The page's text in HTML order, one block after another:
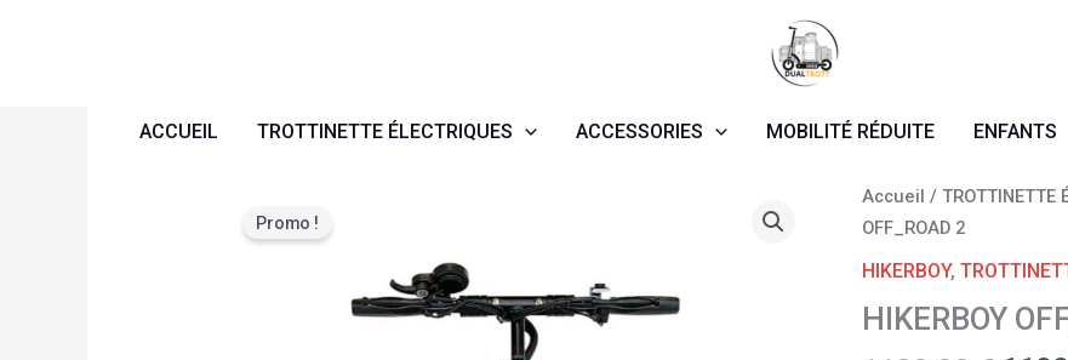
ACCUEIL TROTTINETTE ÉLECTRIQUES ACCESSORIES MOBILITÉ RÉDUITE ENFANTS
Promo !
Accueil /TROTTINETTE
OFF_ROAD 2
HIKERBOY,
HIKERBOY
Le
quantité
de
HIKERBOY
2